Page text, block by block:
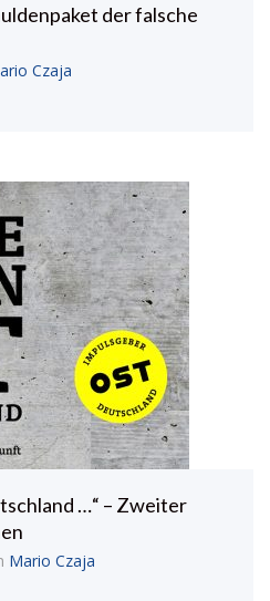
der falsche
Czaja
…“ – Zweiter
Mario Czaja